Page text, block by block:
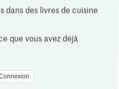
dans des livres de cuisine
que vous avez déjà